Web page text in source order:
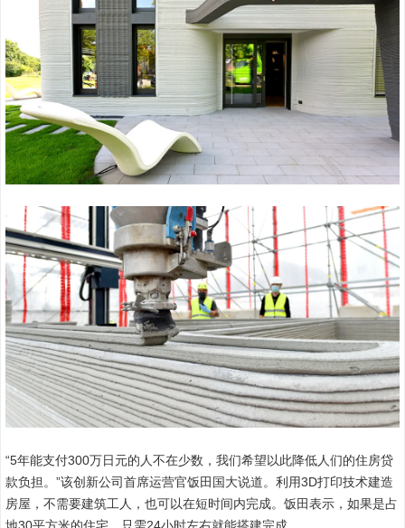
“5年能支付300万日元的人不在少数，我们希望以此降低人们的住房贷
款负担。”该创新公司首席运营官饭田国大说道。利用3D打印技术建造
房屋，不需要建筑工人，也可以在短时间内完成。饭田表示，如果是占